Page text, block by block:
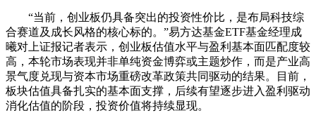
“当前，创业板仍具备突出的投资性价比，是布局科技综
合赛道及成长风格的核心标的。”易方达基金ETF基金经理成
曦对上证报记者表示，创业板估值水平与盈利基本面匹配度较
高，本轮市场表现并非单纯资金博弈或主题炒作，而是产业高
景气度兑现与资本市场重磅改革政策共同驱动的结果。目前，
板块估值具备扎实的基本面支撑，后续有望逐步进入盈利驱动
消化估值的阶段，投资价值将持续显现。